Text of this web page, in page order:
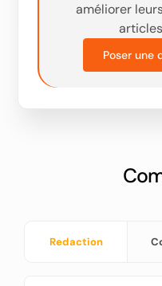
améliorer
Poser une
Redaction